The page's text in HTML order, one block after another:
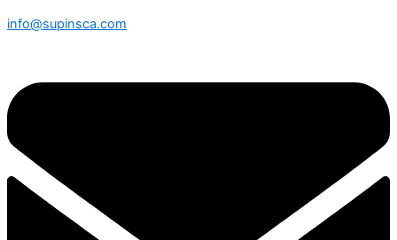
info@supinsca.com